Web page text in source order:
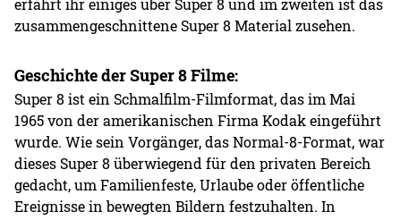
erfahrt ihr einiges über Super 8 und im zweiten ist das
zusammengeschnittene Super 8 Material zusehen.
Geschichte der Super 8 Filme:
Super 8 ist ein Schmalfilm-Filmformat, das im Mai
1965 von der amerikanischen Firma Kodak eingeführt
wurde. Wie sein Vorgänger, das Normal-8-Format, war
dieses Super 8 überwiegend für den privaten Bereich
gedacht, um Familienfeste, Urlaube oder öffentliche
Ereignisse in bewegten Bildern festzuhalten. In